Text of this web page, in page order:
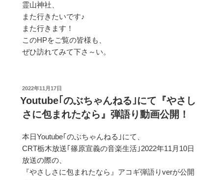
霊山神社、
また行きたいです♪
また行きます！
このHPをご覧の皆様も、
ぜひ訪れてみて下さ～い。
投
稿
日:
2022年11月17日
Youtube｢のぶちゃんねる｣にて『やさし
さに包まれたなら』弾語り動画公開！
本日Youtube｢のぶちゃんねる｣にて、
CRT栃木放送｢篠原宣義の音楽生活｣2022年11月10日
放送の際の、
『やさしさに包まれたなら』アコギ弾語りverが公開